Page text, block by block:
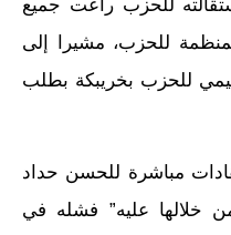
للحزب راعت جميع
للحزب، مشيرا إلى
للحزب بخريبكة بطلب
مباشرة للحسن حداد
خلالها عليه” فشله في